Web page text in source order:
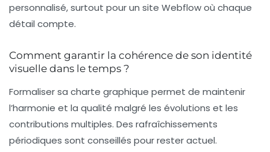
personnalisé, surtout pour un site Webflow où chaque
détail compte.
Comment garantir la cohérence de son identité
visuelle dans le temps ?
Formaliser sa charte graphique permet de maintenir
l’harmonie et la qualité malgré les évolutions et les
contributions multiples. Des rafraîchissements
périodiques sont conseillés pour rester actuel.